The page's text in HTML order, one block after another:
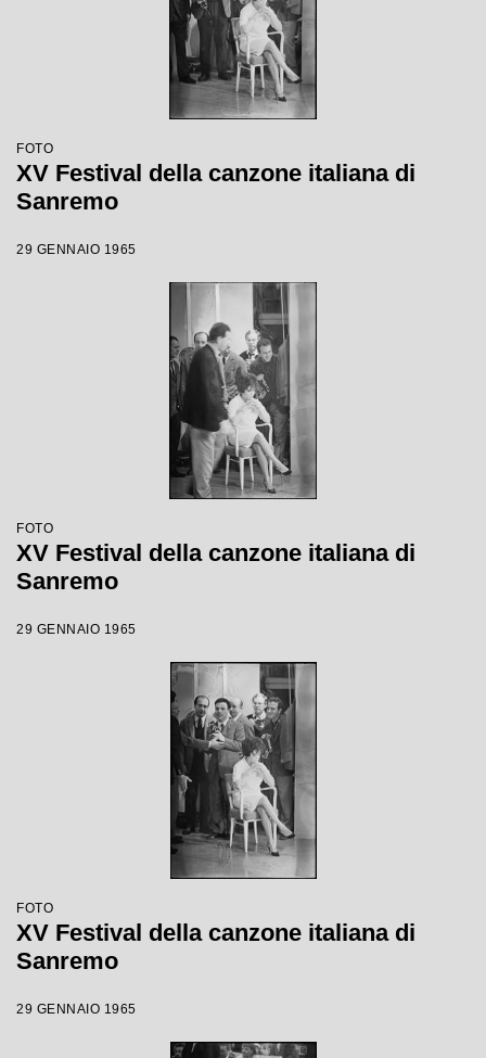
FOTO
XV Festival della canzone italiana di
Sanremo
29 GENNAIO 1965
FOTO
XV Festival della canzone italiana di
Sanremo
29 GENNAIO 1965
FOTO
XV Festival della canzone italiana di
Sanremo
29 GENNAIO 1965